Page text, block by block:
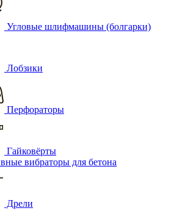
Угловые шлифмашины (болгарки)
Лобзики
Перфораторы
Гайковёрты
вибраторы для бетона
Дрели